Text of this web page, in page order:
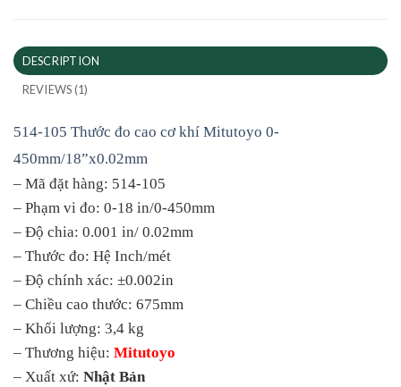
DESCRIPTION
REVIEWS (1)
514-105 Thước đo cao cơ khí Mitutoyo 0-
450mm/18”x0.02mm
– Mã đặt hàng: 514-105
– Phạm vi đo: 0-18 in/0-450mm
– Độ chia: 0.001 in/ 0.02mm
– Thước đo: Hệ Inch/mét
– Độ chính xác: ±0.002in
– Chiều cao thước: 675mm
– Khối lượng: 3,4 kg
– Thương hiệu: Mitutoyo
– Xuất xứ: Nhật Bản